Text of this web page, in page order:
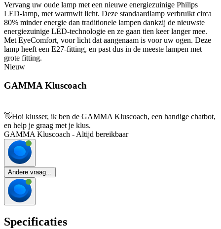
Vervang uw oude lamp met een nieuwe energiezuinige Philips
LED-lamp, met warmwit licht. Deze standaardlamp verbruikt circa
80% minder energie dan traditionele lampen dankzij de nieuwste
energiezuinige LED-technologie en ze gaan tien keer langer mee.
Met EyeComfort, voor licht dat aangenaam is voor uw ogen. Deze
lamp heeft een E27-fitting, en past dus in de meeste lampen met
grote fitting.
Nieuw
GAMMA Kluscoach
👋Hoi klusser, ik ben de GAMMA Kluscoach, een handige chatbot,
en help je graag met je klus.
GAMMA Kluscoach - Altijd bereikbaar
Andere vraag...
Specificaties